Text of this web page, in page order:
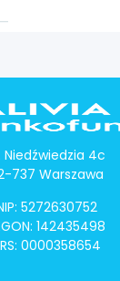
Niedźwiedzia 4c
737 Warszawa
5272630752
142435498
0000358654